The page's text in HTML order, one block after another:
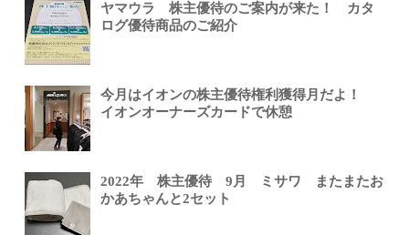
ヤマウラ 株主優待のご案内が来た！ カタ
ログ優待商品のご紹介
今月はイオンの株主優待権利獲得月だよ！
イオンオーナーズカードで休憩
2022年 株主優待 9月 ミサワ またまたお
かあちゃんと2セット